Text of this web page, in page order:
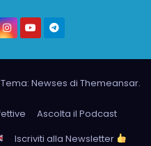
Tema: Newses di Themeansar.
Ascolta il Podcast
Iscriviti alla Newsletter